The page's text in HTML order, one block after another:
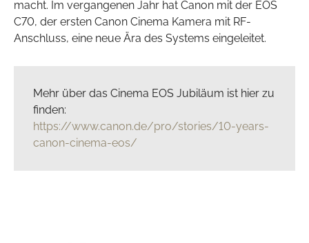
macht. Im vergangenen Jahr hat Canon mit der EOS
C70, der ersten Canon Cinema Kamera mit RF-
Anschluss, eine neue Ära des Systems eingeleitet.
Mehr über das Cinema EOS Jubiläum ist hier zu
finden:
https://www.canon.de/pro/stories/10-years-
canon-cinema-eos/